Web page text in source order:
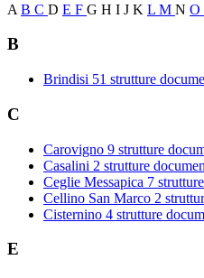
A B C D E F G H I J K L M N O
B
Brindisi 51 strutture
C
Carovigno 9 strutture
Casalini 2 strutture
Ceglie Messapica 7
Cellino San Marco 2
Cisternino 4 strutture
E